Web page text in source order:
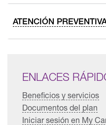
ATENCIÓN
ENLACES
Beneficios y servicios
Documentos del plan
Iniciar sesión en My